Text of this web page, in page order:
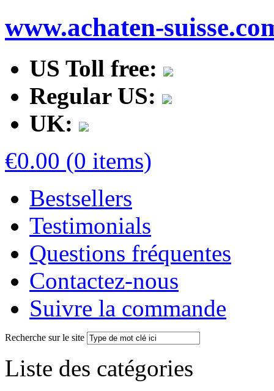
www.achaten-
US Toll free:
Regular US:
UK:
€0.00 (0 items)
Bestsellers
Testimonials
Questions fréquentes
Contactez-nous
Suivre la commande
Recherche sur le site
Liste des catégories